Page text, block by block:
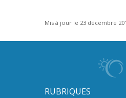
Mis à jour le 23 décembre
RUBRIQUES